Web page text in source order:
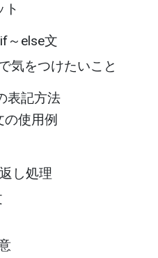
ト
～else文
気をつけたいこと
表記方法
使用例
し処理